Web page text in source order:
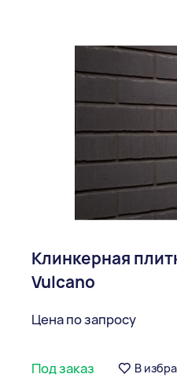
Клинкерная
Vulcano
Цена по запросу
Под заказ В